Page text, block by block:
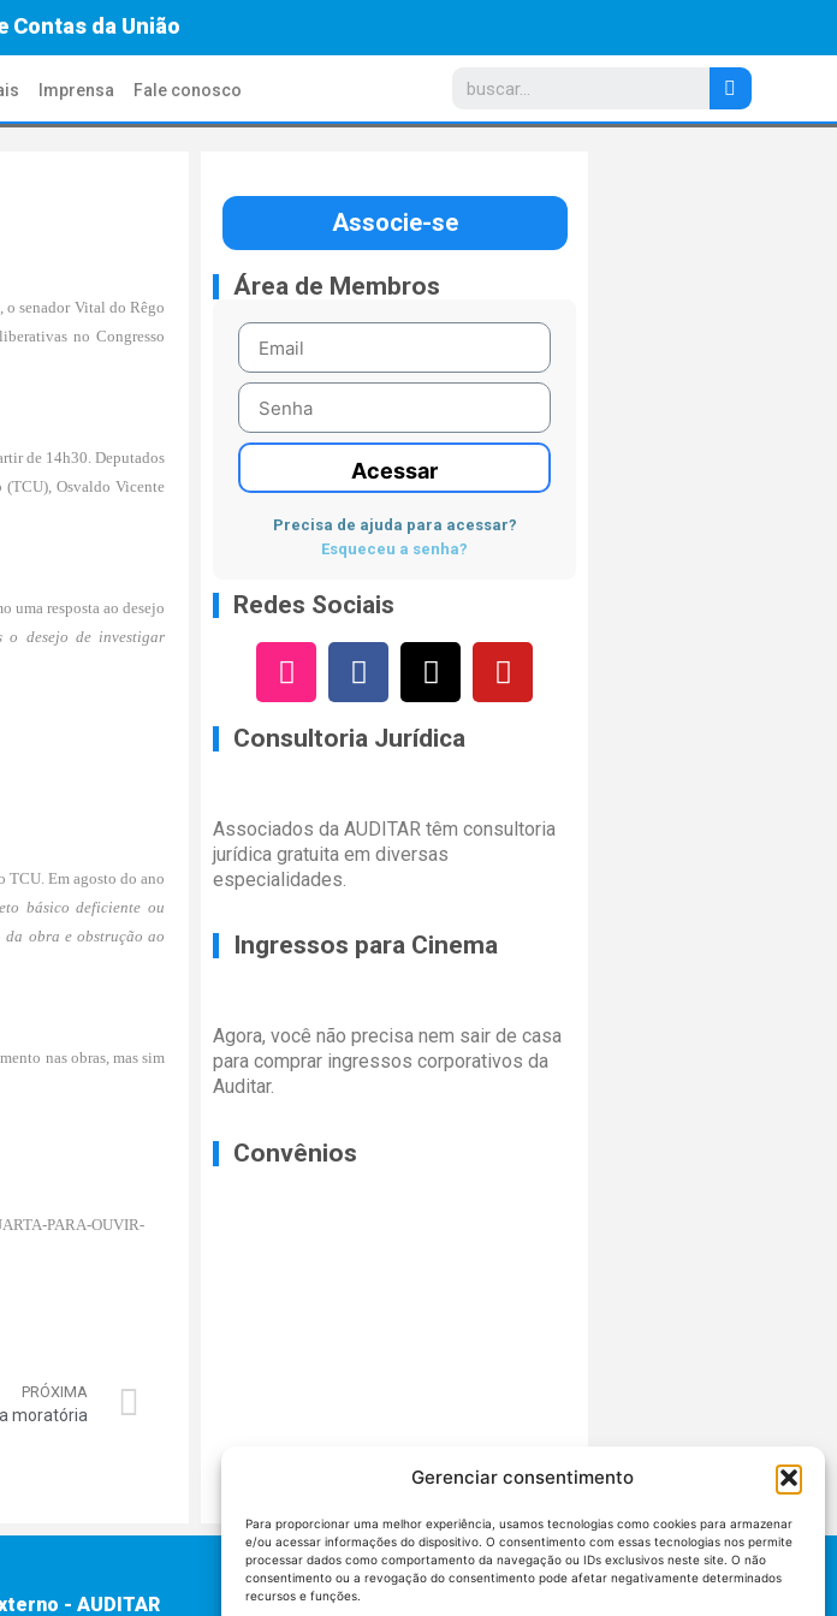
Gerenciar consentimento
Para proporcionar uma melhor experiência, usamos tecnologias como cookies para armazenar
e/ou acessar informações do dispositivo. O consentimento com essas tecnologias nos permite
processar dados como comportamento da navegação ou IDs exclusivos neste site. O não
consentimento ou a revogação do consentimento pode afetar negativamente determinados
recursos e funções.
Contas da União
Imprensa Fale conosco
o senador Vital do Rêgo
no Congresso
de 14h30. Deputados
(TCU), Osvaldo Vicente
uma resposta ao desejo
o desejo de investigar
TCU. Em agosto do ano
básico deficiente ou
da obra e obstrução ao
nas obras, mas sim
PARA-OUVIR-
PRÓXIMA
moratória
Associe-se
Área de Membros
Acessar
Precisa de ajuda para acessar?
Esqueceu a senha?
Redes Sociais
Consultoria Jurídica
Associados da AUDITAR têm consultoria
jurídica gratuita em diversas
especialidades.
Ingressos para Cinema
Agora, você não precisa nem sair de casa
para comprar ingressos corporativos da
Auditar.
Convênios
- AUDITAR